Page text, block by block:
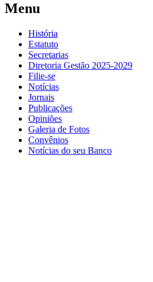
Menu
História
Estatuto
Secretarias
Diretoria Gestão 2025-2029
Filie-se
Notícias
Jornais
Publicações
Opiniões
Galeria de Fotos
Convênios
Notícias do seu Banco